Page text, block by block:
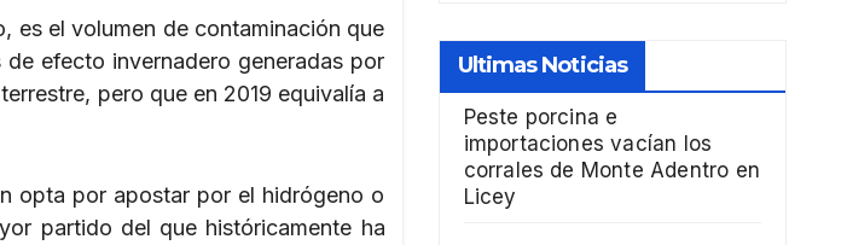
es el volumen de contaminación que
efecto invernadero generadas por
pero que en 2019 equivalía a
opta por apostar por el hidrógeno o
partido del que históricamente ha
Ultimas Noticias
Peste porcina e
importaciones vacían los
corrales de Monte Adentro en
Licey